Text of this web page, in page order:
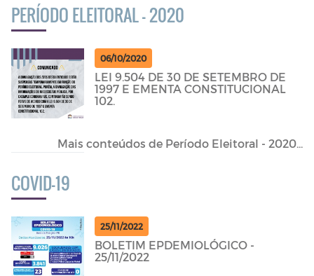
PERÍODO ELEITORAL - 2020
06/10/2020
LEI 9.504 DE 30 DE SETEMBRO DE
1997 E EMENTA CONSTITUCIONAL
102.
Mais conteúdos de Período Eleitoral - 2020...
COVID-19
25/11/2022
BOLETIM EPDEMIOLÓGICO -
25/11/2022